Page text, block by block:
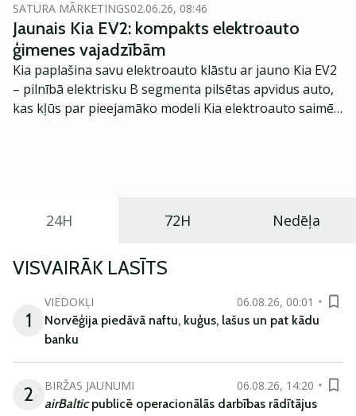
SATURA MĀRKETINGS02.06.26, 08:46
Jaunais Kia EV2: kompakts elektroauto
ģimenes vajadzībām
Kia paplašina savu elektroauto klāstu ar jauno Kia EV2
– pilnībā elektrisku B segmenta pilsētas apvidus auto,
kas kļūs par pieejamāko modeli Kia elektroauto saimē
24H 72H Nedēļa
VISVAIRĀK LASĪTS
1
VIEDOKĻI
06.08.26, 00:01
Norvēģija piedāvā naftu, kuģus, lašus un pat kādu
banku
2 BIRŽAS JAUNUMI
06.08.26, 14:20
airBalticpublicē operacionālās darbības rādītājus